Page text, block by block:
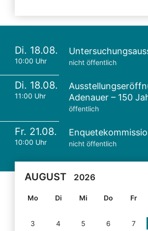
Di. 18.08.
10:00 Uhr nicht öffentlich
Di. 18.08.
11:00 Uhr
Adenauer – 150
öffentlich
Fr. 21.08.
10:00 Uhr nicht öffentlich
AUGUST 2026
Mo Di Mi Do Fr
3
4 5 6 7